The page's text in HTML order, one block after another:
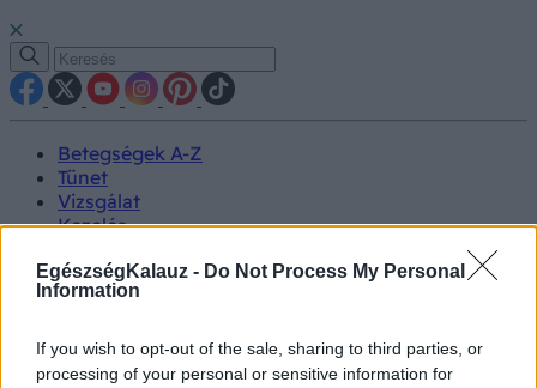
EgészségKalauz - Do Not Process My Personal
Information
If you wish to opt-out of the sale, sharing to third parties, or
processing of your personal or sensitive information for
Betegségek A-Z
Tünet
Vizsgálat
Kezelés
Kutatás
Prevenció
Videók
Kisállatok egészsége